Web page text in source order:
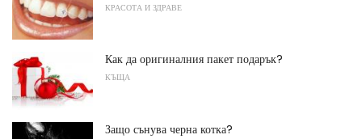
КРАСОТА И ЗДРАВЕ
Как да оригиналния пакет подарък?
КЪЩА
Защо сънува черна котка?